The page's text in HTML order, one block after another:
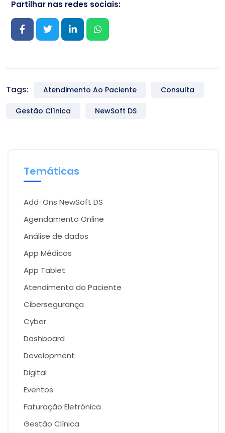
Partilhar nas redes sociais:
Tags: Atendimento Ao Paciente Consulta
Gestão Clínica NewSoft DS
Temáticas
Add-Ons NewSoft DS
Agendamento Online
Análise de dados
App Médicos
App Tablet
Atendimento do Paciente
Cibersegurança
Cyber
Dashboard
Development
Digital
Eventos
Faturação Eletrónica
Gestão Clínica